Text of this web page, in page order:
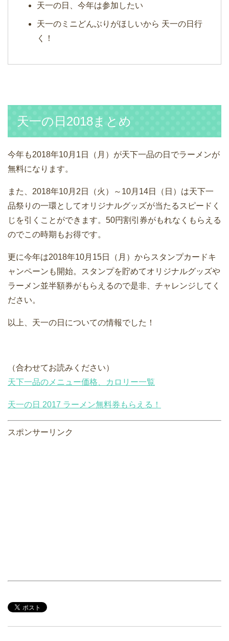
天一の日、今年は参加したい
天一のミニどんぶりがほしいから 天一の日行
く！
天一の日2018まとめ
今年も2018年10月1日（月）が天下一品の日でラーメンが
無料になります。
また、2018年10月2日（火）～10月14日（日）は天下一
品祭りの一環としてオリジナルグッズが当たるスピードく
じを引くことができます。50円割引券がもれなくもらえる
のでこの時期もお得です。
更に今年は2018年10月15日（月）からスタンプカードキ
ャンペーンも開始。スタンプを貯めてオリジナルグッズや
ラーメン並半額券がもらえるので是非、チャレンジしてく
ださい。
以上、天一の日についての情報でした！
（合わせてお読みください）
天下一品のメニュー価格、カロリー一覧
天一の日 2017 ラーメン無料券もらえる！
スポンサーリンク